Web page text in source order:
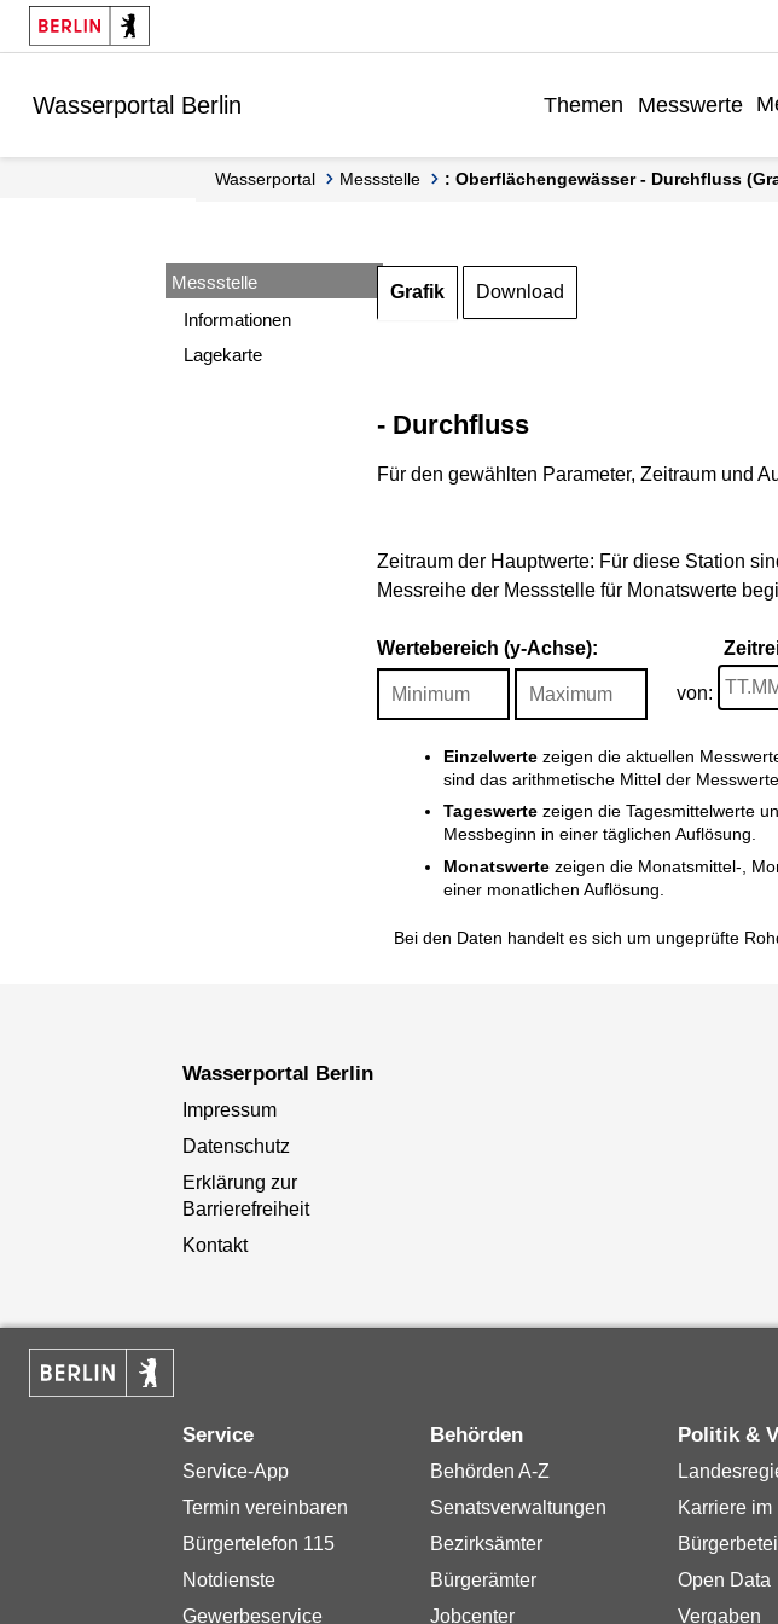
Springe zur Navigation
Springe zum Inhalt
Wasserportal Berlin Themen Messwerte
Wasserportal Messstelle : Oberflächengewässer - Durchfluss
Messstelle
Informationen
Lagekarte
Grafik Download
- Durchfluss
Für den gewählten Parameter, Zeitraum und
Zeitraum der Hauptwerte: Für diese Station
Messreihe der Messstelle für Monatswerte
Wertebereich (y-Achse):
von:
Einzelwertezeigen die aktuellen
sind das arithmetische Mittel der
Tageswertezeigen die Tagesmittelwerte
Messbeginn in einer täglichen Auflösung.
Monatswertezeigen die Monatsmittel-,
einer monatlichen Auflösung.
Bei den Daten handelt es sich um ungeprüfte
Wasserportal Berlin
Impressum
Datenschutz
Erklärung zur
Barrierefreiheit
Kontakt
Service
Service-App
Termin vereinbaren
Bürgertelefon 115
Notdienste
Gewerbeservice
Behörden
Behörden A-Z
Senatsverwaltungen
Bezirksämter
Bürgerämter
Jobcenter
Politik &
Karriere
Open Data
Vergaben